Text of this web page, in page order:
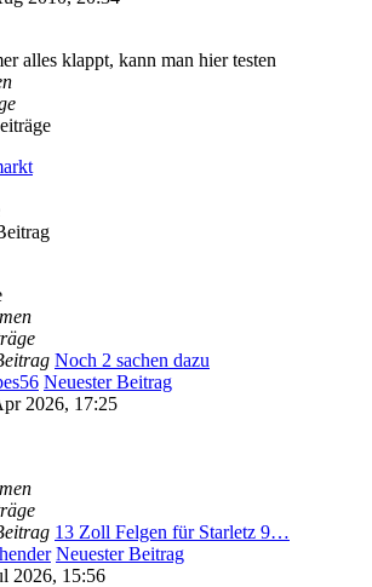
alles klappt, kann man hier testen
Noch 2 sachen dazu
Neuester Beitrag
2026, 17:25
13 Zoll Felgen für Starletz 9…
Neuester Beitrag
2026, 15:56